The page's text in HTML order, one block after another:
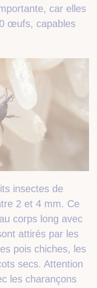
car elles
œufs, capables
insectes de
2 et 4 mm. Ce
corps long avec
attirés par les
pois chiches, les
secs. Attention
les charançons